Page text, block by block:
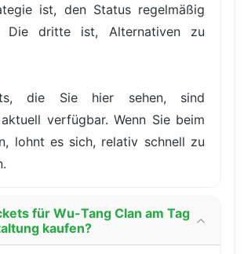
ist, den Status regelmäßig
Die dritte ist, Alternativen zu
die Sie hier sehen, sind
verfügbar. Wenn Sie beim
lohnt es sich, relativ schnell zu
für Wu-Tang Clan am Tag
kaufen?